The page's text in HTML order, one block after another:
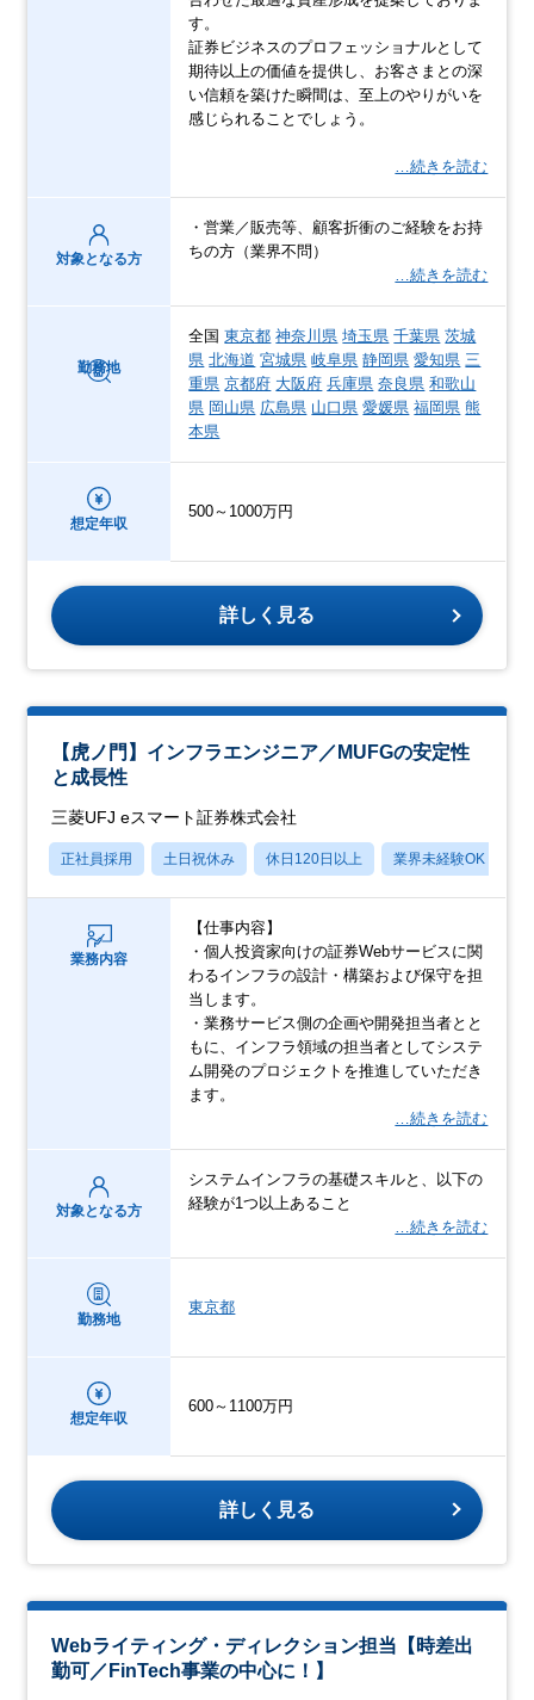
す。
証券ビジネスのプロフェッショナルとして
期待以上の価値を提供し、お客さまとの深
い信頼を築けた瞬間は、至上のやりがいを
感じられることでしょう。
…続きを読む
対象となる方
・営業／販売等、顧客折衝のご経験をお持
ちの方（業界不問）
…続きを読む
勤務地
全国東京都 神奈川県 埼玉県 千葉県 茨城
県 北海道 宮城県 岐阜県 静岡県 愛知県 三
重県 京都府 大阪府 兵庫県 奈良県 和歌山
県 岡山県 広島県 山口県 愛媛県 福岡県 熊
本県
想定年収
500～1000万円
詳しく見る
【虎ノ門】インフラエンジニア／MUFGの安定性
と成長性
三菱UFJ eスマート証券株式会社
正社員採用 土日祝休み 休日120日以上 業界未経験OK
業務内容
【仕事内容】
・個人投資家向けの証券Webサービスに関
わるインフラの設計・構築および保守を担
当します。
・業務サービス側の企画や開発担当者とと
もに、インフラ領域の担当者としてシステ
ム開発のプロジェクトを推進していただき
ます。
…続きを読む
対象となる方
システムインフラの基礎スキルと、以下の
経験が1つ以上あること
…続きを読む
勤務地
東京都
想定年収
600～1100万円
詳しく見る
Webライティング・ディレクション担当【時差出
勤可／FinTech事業の中心に！】